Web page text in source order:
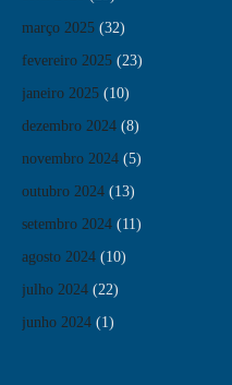
março 2025 (32)
fevereiro 2025 (23)
janeiro 2025 (10)
dezembro 2024 (8)
novembro 2024 (5)
outubro 2024 (13)
setembro 2024 (11)
agosto 2024 (10)
julho 2024 (22)
junho 2024 (1)